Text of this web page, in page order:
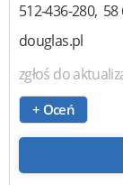
512-436-280 58
douglas.pl
zgłoś do
+ Oceń